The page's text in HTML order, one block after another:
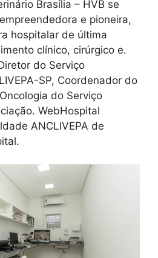
Brasília – HVB se
e pioneira,
hospitalar de última
clínico, cirúrgico e.
do Serviço
SP, Coordenador do
do Serviço
WebHospital
ANCLIVEPA de